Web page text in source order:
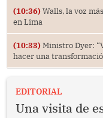
(10:36) Walls, la voz
en Lima
(10:33) Ministro Dyer:
hacer una
EDITORIAL
Una visita de